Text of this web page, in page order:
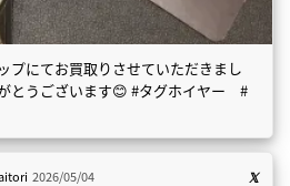
にてお買取りさせていただきまし
とうございます😊 #タグホイヤー #
2026/05/04